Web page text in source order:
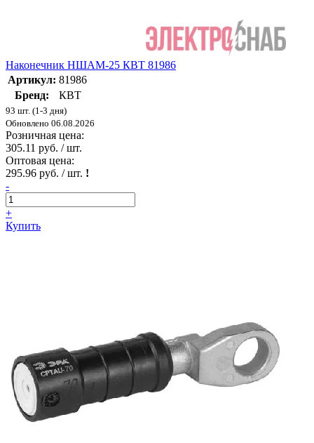
Наконечник НШАМ-25 КВТ 81986
Артикул: 81986
Бренд:
КВТ
93 шт. (1-3 дня)
Обновлено 06.08.2026
Розничная цена:
305.11 руб. / шт.
Оптовая цена:
295.96 руб. / шт. !
-
+
Купить